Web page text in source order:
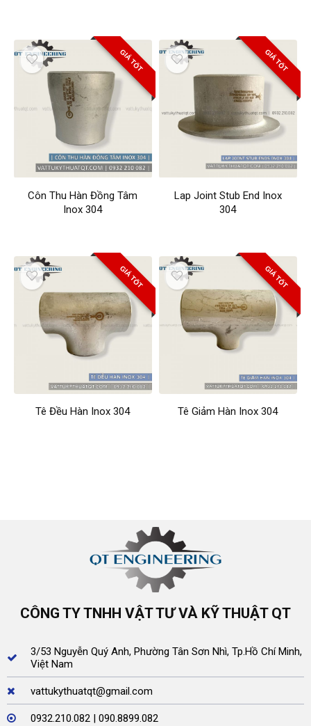
GIÁ TỐT
Côn Thu Hàn Đồng Tâm
Inox 304
GIÁ TỐT
Lap Joint Stub End Inox
304
GIÁ TỐT
Tê Đều Hàn Inox 304
GIÁ TỐT
Tê Giảm Hàn Inox 304
CÔNG TY TNHH VẬT TƯ VÀ KỸ THUẬT QT
3/53 Nguyễn Quý Anh, Phường Tân Sơn Nhì, Tp.Hồ Chí Minh,
Việt Nam
vattukythuatqt@gmail.com
0932.210.082 | 090.8899.082